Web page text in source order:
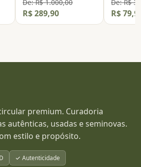
De: R$ 1.000,00
R$ 289,90
De: R$
R$
premium. Curadoria
autênticas, usadas e seminovas.
estilo e propósito.
✓ Autenticidade